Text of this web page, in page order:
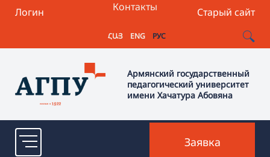
Логин Старый сайт
Контакты
ՀԱՅ ENG РУС
Армянский государственный
педагогический университет
имени Хачатура Абовяна
Заявка